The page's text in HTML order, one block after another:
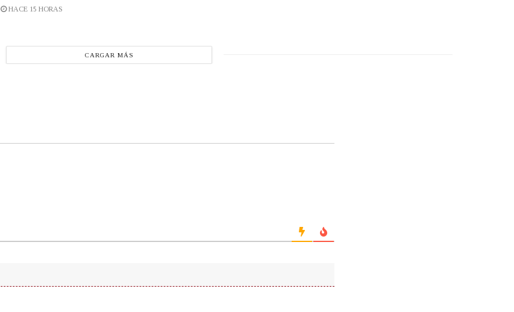
HACE 15 HORAS
CARGAR MÁS